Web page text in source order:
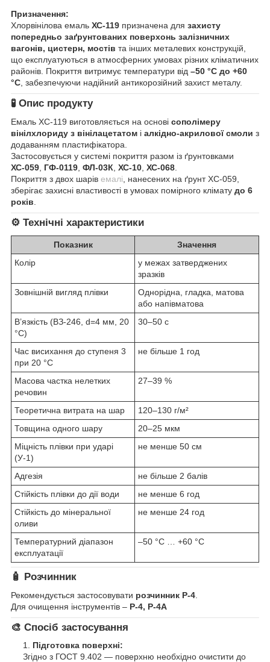
Призначення:
Хлорвінілова емаль ХС-119 призначена для захисту
попередньо заґрунтованих поверхонь залізничних
вагонів, цистерн, мостів та інших металевих конструкцій,
що експлуатуються в атмосферних умовах різних кліматичних
районів. Покриття витримує температури від –50 °C до +60
°C, забезпечуючи надійний антикорозійний захист металу.
🧪 Опис продукту
Емаль ХС-119 виготовляється на основі сополімеру
вінілхлориду з вінілацетатом і алкідно-акрилової смоли з
додаванням пластифікатора.
Застосовується у системі покриття разом із ґрунтовками
ХС-059, ГФ-0119, ФЛ-03К, ХС-10, ХС-068.
Покриття з двох шарів емалі, нанесених на ґрунт ХС-059,
зберігає захисні властивості в умовах помірного клімату до 6
років.
⚙️ Технічні характеристики
Показник
Значення
Колір
у межах затверджених
зразків
Зовнішній вигляд плівки
Однорідна, гладка, матова
або напівматова
В’язкість (ВЗ-246, d=4 мм, 20
°C)
30–50 с
Час висихання до ступеня 3
при 20 °C
не більше 1 год
Масова частка нелетких
речовин
27–39 %
Теоретична витрата на шар
120–130 г/м²
Товщина одного шару
20–25 мкм
Міцність плівки при ударі
(У-1)
не менше 50 см
Адгезія
не більше 2 балів
Стійкість плівки до дії води
не менше 6 год
Стійкість до мінеральної
оливи
не менше 24 год
Температурний діапазон
експлуатації
–50 °C … +60 °C
🧴 Розчинник
Рекомендується застосовувати розчинник Р-4
Для очищення інструментів – Р-4, Р-4А
🎨 Спосіб застосування
Підготовка поверхні:
Згідно з ГОСТ 9.402 — поверхню необхідно очистити до